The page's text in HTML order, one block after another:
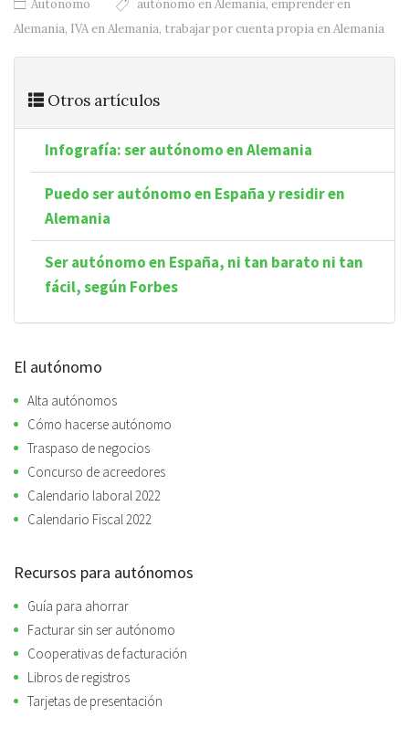
Autonomo autónomo en Alemania, emprender en
Alemania, IVA en Alemania, trabajar por cuenta propia en Alemania
Otros artículos
Infografía: ser autónomo en Alemania
Puedo ser autónomo en España y residir en
Alemania
Ser autónomo en España, ni tan barato ni tan
fácil, según Forbes
El autónomo
Alta autónomos
Cómo hacerse autónomo
Traspaso de negocios
Concurso de acreedores
Calendario laboral 2022
Calendario Fiscal 2022
Recursos para autónomos
Guía para ahorrar
Facturar sin ser autónomo
Cooperativas de facturación
Libros de registros
Tarjetas de presentación